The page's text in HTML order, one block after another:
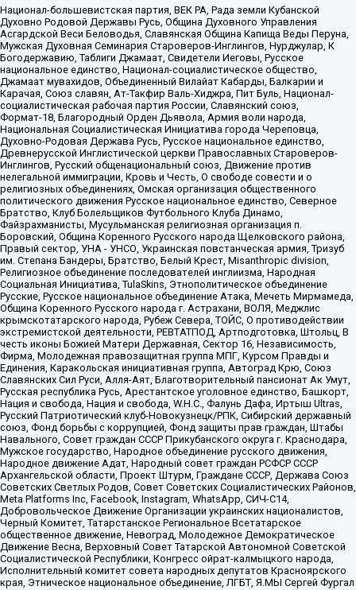
Национал-большевистская партия, ВЕК РА, Рада земли Кубанской
Духовно Родовой Державы Русь, Община Духовного Управления
Асгардской Веси Беловодья, Славянская Община Капища Веды Перуна,
Мужская Духовная Семинария Староверов-Инглингов, Нурджулар, К
Богодержавию, Таблиги Джамаат, Свидетели Иеговы, Русское
национальное единство, Национал-социалистическое общество,
Джамаат мувахидов, Объединенный Вилайат Кабарды, Балкарии и
Карачая, Союз славян, Ат-Такфир Валь-Хиджра, Пит Буль, Национал-
социалистическая рабочая партия России, Славянский союз,
Формат-18, Благородный Орден Дьявола, Армия воли народа,
Национальная Социалистическая Инициатива города Череповца,
Духовно-Родовая Держава Русь, Русское национальное единство,
Древнерусской Инглистической церкви Православных Староверов-
Инглингов, Русский общенациональный союз, Движение против
нелегальной иммиграции, Кровь и Честь, О свободе совести и о
религиозных объединениях, Омская организация общественного
политического движения Русское национальное единство, Северное
Братство, Клуб Болельщиков Футбольного Клуба Динамо,
Файзрахманисты, Мусульманская религиозная организация п.
Боровский, Община Коренного Русского народа Щелковского района,
Правый сектор, УНА - УНСО, Украинская повстанческая армия, Тризуб
им. Степана Бандеры, Братство, Белый Крест, Misanthropic division,
Религиозное объединение последователей инглиизма, Народная
Социальная Инициатива, TulaSkins, Этнополитическое объединение
Русские, Русское национальное объединение Атака, Мечеть Мирмамеда,
Община Коренного Русского народа г. Астрахани, ВОЛЯ, Меджлис
крымскотатарского народа, Рубеж Севера, ТОЙС, О противодействии
экстремистской деятельности, РЕВТАТПОД, Артподготовка, Штольц, В
честь иконы Божией Матери Державная, Сектор 16, Независимость,
Фирма, Молодежная правозащитная группа МПГ, Курсом Правды и
Единения, Каракольская инициативная группа, Автоград Крю, Союз
Славянских Сил Руси, Алля-Аят, Благотворительный пансионат Ак Умут,
Русская республика Русь, Арестантское уголовное единство, Башкорт,
Нация и свобода, Нация и свобода, W.H.С., Фалунь Дафа, Иртыш Ultras,
Русский Патриотический клуб-Новокузнецк/РПК, Сибирский державный
союз, Фонд борьбы с коррупцией, Фонд защиты прав граждан, Штабы
Навального, Совет граждан СССР Прикубанского округа г. Краснодара,
Мужское государство, Народное объединение русского движения,
Народное движение Адат, Народный совет граждан РСФСР СССР
Архангельской области, Проект Штурм, Граждане СССР, Держава Союз
Советских Светлых Родов, Совет Советских Социалистических Районов,
Meta Platforms Inc, Facebook, Instagram, WhatsApp, СИЧ-С14,
Добровольческое Движение Организации украинских националистов,
Черный Комитет, Татарстанское Региональное Всетатарское
общественное движение, Невоград, Молодежное Демократическое
Движение Весна, Верховный Совет Татарской Автономной Советской
Социалистической Республики, Конгресс ойрат-калмыцкого народа,
Исполнительный комитет совета народных депутатов Красноярского
края, Этническое национальное объединение, ЛГБТ, Я.МЫ Сергей Фургал